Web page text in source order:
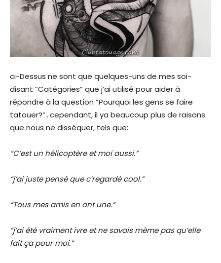
ci-Dessus ne sont que quelques-uns de mes soi-
disant “Catégories” que j’ai utilisé pour aider à
répondre à la question “Pourquoi les gens se faire
tatouer?”…cependant, il ya beaucoup plus de raisons
que nous ne disséquer, tels que:
“C’est un hélicoptère et moi aussi.”
“j’ai juste pensé que c’regardé cool.”
“Tous mes amis en ont une.”
“j’ai été vraiment ivre et ne savais même pas qu’elle
fait ça pour moi.”